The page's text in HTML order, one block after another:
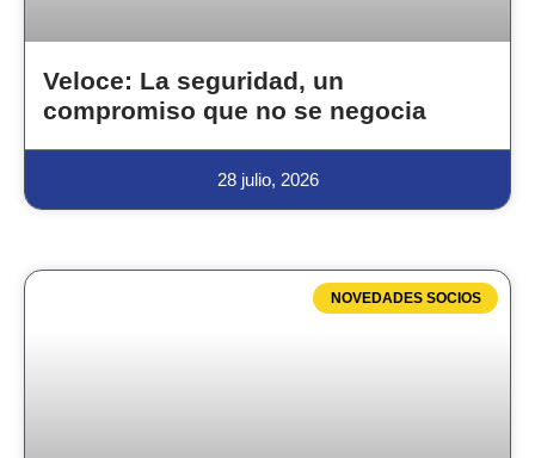
Veloce: La seguridad, un
compromiso que no se negocia
28 julio, 2026
NOVEDADES SOCIOS